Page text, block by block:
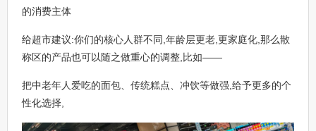
的消费主体
给超市建议:你们的核心人群不同,年龄层更老,更家庭化,那么散
称区的产品也可以随之做重心的调整,比如——
把中老年人爱吃的面包、传统糕点、冲饮等做强,给予更多的个
性化选择,